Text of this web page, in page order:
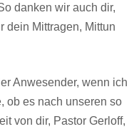
danken wir auch dir,
dein Mittragen, Mittun
Anwesender, wenn ich
ob es nach unseren so
von dir, Pastor Gerloff,